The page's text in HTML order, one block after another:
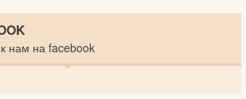
нам на facebook